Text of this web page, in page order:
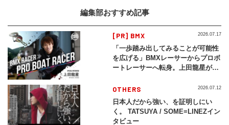
編集部おすすめ記事
[PR] BMX
「一歩踏み出してみることが可能性
を広げる」BMXレーサーからプロボ
ートレーサーへ転身。上田龍星が体
2026.07.17
OTHERS
日本人だから強い、を証明しにい
く。 TATSUYA / SOME≡LINEZイン
タビュー
2026.07.12